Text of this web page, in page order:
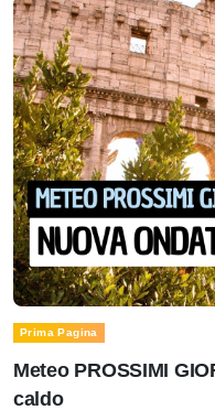
Prima Pagina
Meteo PROSSIMI
caldo